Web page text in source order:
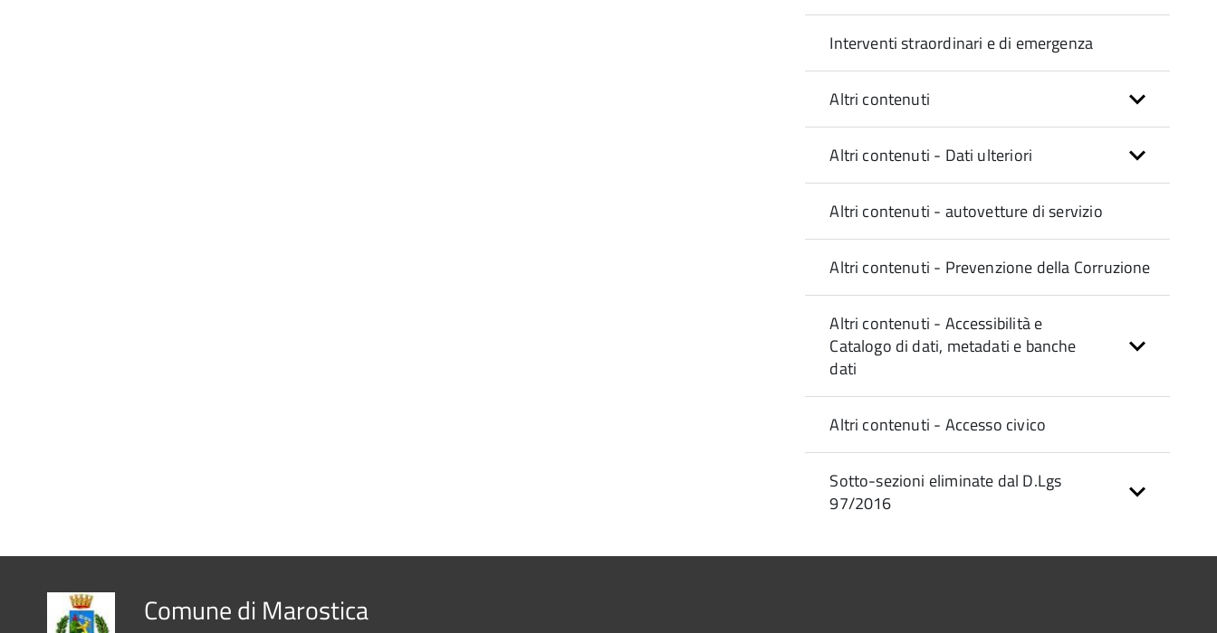
Interventi straordinari e di emergenza
Altri contenuti
Altri contenuti - Dati ulteriori
Altri contenuti - autovetture di servizio
Altri contenuti - Prevenzione della Corruzione
Altri contenuti - Accessibilità e
Catalogo di dati, metadati e banche
dati
Altri contenuti - Accesso civico
Sotto-sezioni eliminate dal D.Lgs
97/2016
Comune di Marostica